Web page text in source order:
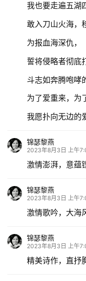
我也要走遍五湖
敢入刀山火海，
为报血海深仇，
誓将侵略者彻底
斗志如奔腾咆哮
为了爱重来，为
我愿扑向无边的
锦瑟黎燕
2023年8月3日 上午
激情澎湃，意蕴
锦瑟黎燕
2023年8月3日 上午
激情歌吟，大海
锦瑟黎燕
2023年8月3日 上午
精美诗作，直抒